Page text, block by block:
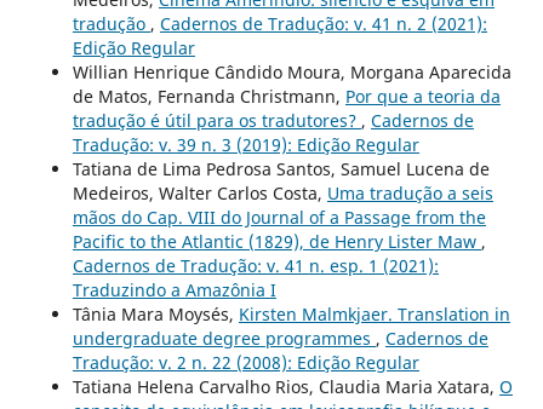
tradução , Cadernos de Tradução: v. 41 n. 2 (2021):
Edição Regular
Willian Henrique Cândido Moura, Morgana Aparecida
de Matos, Fernanda Christmann, Por que a teoria da
tradução é útil para os tradutores? , Cadernos de
Tradução: v. 39 n. 3 (2019): Edição Regular
Tatiana de Lima Pedrosa Santos, Samuel Lucena de
Medeiros, Walter Carlos Costa, Uma tradução a seis
mãos do Cap. VIII do Journal of a Passage from the
Pacific to the Atlantic (1829), de Henry Lister Maw ,
Cadernos de Tradução: v. 41 n. esp. 1 (2021):
Traduzindo a Amazônia I
Tânia Mara Moysés, Kirsten Malmkjaer. Translation in
undergraduate degree programmes , Cadernos de
Tradução: v. 2 n. 22 (2008): Edição Regular
Tatiana Helena Carvalho Rios, Claudia Maria Xatara, O